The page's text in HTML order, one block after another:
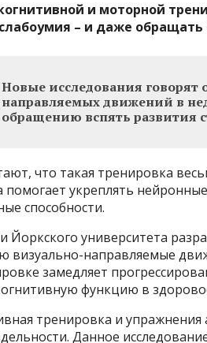
и моторной
– и даже обращать
Новые исследования говорят
направляемых движений в
обращению вспять развития
что такая тренировка
помогает укреплять
способности.
Йоркского университета
визуально-направляемые
замедляет
функцию в
тренировка и
Данное